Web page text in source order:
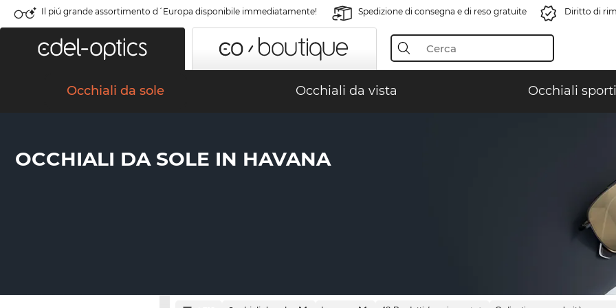
Il piú grande assortimento d´Europa disponibile immediatamente! Spedizione di consegna e di reso gratuite Diritto di
Occhiali da sole Occhiali da vista Occhiali
OCCHIALI DA SOLE IN HAVANA